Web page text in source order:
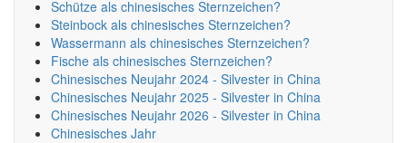
Schütze als chinesisches Sternzeichen?
Steinbock als chinesisches Sternzeichen?
Wassermann als chinesisches Sternzeichen?
Fische als chinesisches Sternzeichen?
Chinesisches Neujahr 2024 - Silvester in China
Chinesisches Neujahr 2025 - Silvester in China
Chinesisches Neujahr 2026 - Silvester in China
Chinesisches Jahr